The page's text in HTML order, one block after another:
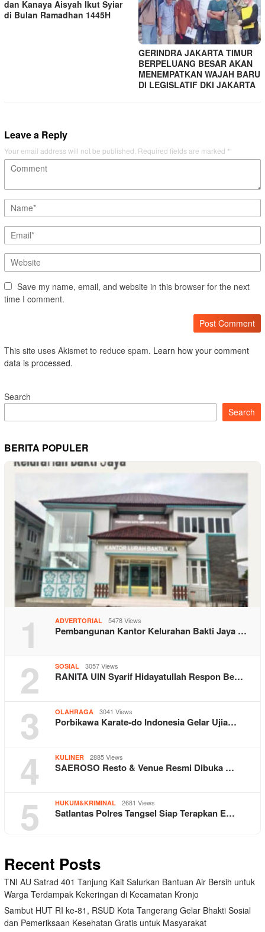
dan Kanaya Aisyah Ikut Syiar
di Bulan Ramadhan 1445H
GERINDRA JAKARTA TIMUR
BERPELUANG BESAR AKAN
MENEMPATKAN WAJAH BARU
DI LEGISLATIF DKI JAKARTA
Leave a Reply
Your email address will not be published. Required fields are marked *
Save my name, email, and website in this browser for the next
time I comment.
This site uses Akismet to reduce spam. Learn how your comment
data is processed.
Search
Search
BERITA POPULER
1 ADVERTORIAL 5478 Views
Pembangunan Kantor Kelurahan Bakti Jaya …
2 SOSIAL 3057 Views
RANITA UIN Syarif Hidayatullah Respon Be…
3 OLAHRAGA 3041 Views
Porbikawa Karate-do Indonesia Gelar Ujia…
4 KULINER 2885 Views
SAEROSO Resto & Venue Resmi Dibuka …
5 HUKUM&KRIMINAL 2681 Views
Satlantas Polres Tangsel Siap Terapkan E…
Recent Posts
TNI AU Satrad 401 Tanjung Kait Salurkan Bantuan Air Bersih untuk
Warga Terdampak Kekeringan di Kecamatan Kronjo
Sambut HUT RI ke-81, RSUD Kota Tangerang Gelar Bhakti Sosial
dan Pemeriksaan Kesehatan Gratis untuk Masyarakat